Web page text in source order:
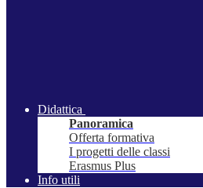
Didattica
Panoramica
Offerta formativa
I progetti delle classi
Erasmus Plus
Info utili